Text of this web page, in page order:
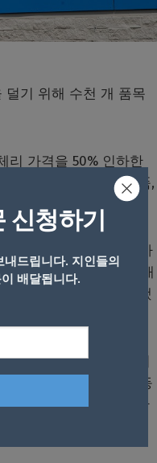
덜기 위해 수천 개 품목
리 가격을 50% 인하한
다. 이와 함께 생활용품,
가격 인하 발표 직전 자
른 소매업체들도 이 애
있는 일”이라고 평가했
물가 부담이 미국 정치
와 휘발유 가격 안정 등
된다는 점을 미 정부 관
신청하기
드립니다. 지인들의
배달됩니다.